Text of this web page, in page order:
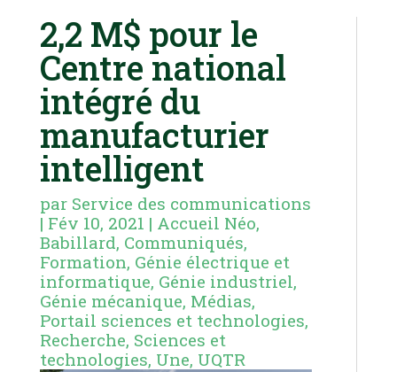
2,2 M$ pour le
Centre national
intégré du
manufacturier
intelligent
par Service des communications
| Fév 10, 2021 | Accueil Néo,
Babillard, Communiqués,
Formation, Génie électrique et
informatique, Génie industriel,
Génie mécanique, Médias,
Portail sciences et technologies,
Recherche, Sciences et
technologies, Une, UQTR